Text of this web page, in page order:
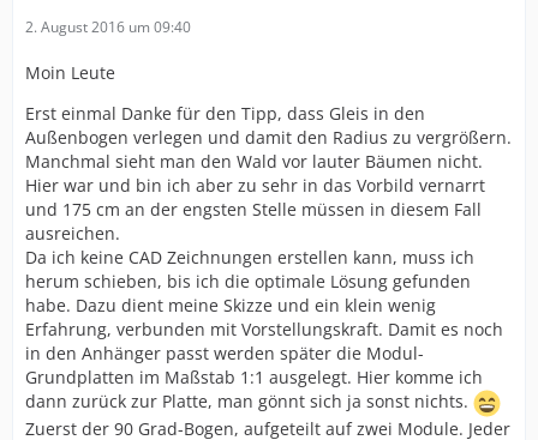
2. August 2016 um 09:40
Moin Leute
Erst einmal Danke für den Tipp, dass Gleis in den
Außenbogen verlegen und damit den Radius zu vergrößern.
Manchmal sieht man den Wald vor lauter Bäumen nicht.
Hier war und bin ich aber zu sehr in das Vorbild vernarrt
und 175 cm an der engsten Stelle müssen in diesem Fall
ausreichen.
Da ich keine CAD Zeichnungen erstellen kann, muss ich
herum schieben, bis ich die optimale Lösung gefunden
habe. Dazu dient meine Skizze und ein klein wenig
Erfahrung, verbunden mit Vorstellungskraft. Damit es noch
in den Anhänger passt werden später die Modul-
Grundplatten im Maßstab 1:1 ausgelegt. Hier komme ich
dann zurück zur Platte, man gönnt sich ja sonst nichts.
Zuerst der 90 Grad-Bogen, aufgeteilt auf zwei Module. Jeder